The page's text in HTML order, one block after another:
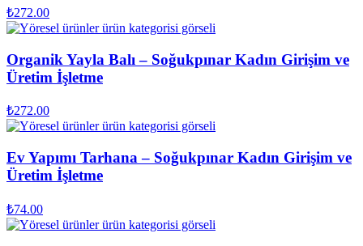
₺272.00
Organik Yayla Balı – Soğukpınar Kadın Girişim ve
Üretim İşletme
₺272.00
Ev Yapımı Tarhana – Soğukpınar Kadın Girişim ve
Üretim İşletme
₺74.00